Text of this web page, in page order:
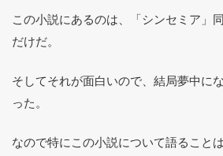
この小説にあるのは、「シンセミア」
だけだ。
そしてそれが面白いので、結局夢中に
った。
なので特にこの小説について語ること